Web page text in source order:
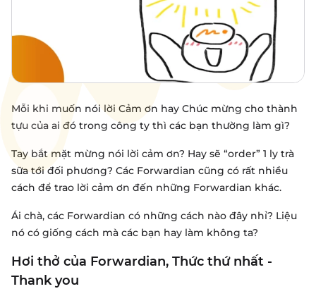
Mỗi khi muốn nói lời Cảm ơn hay Chúc mừng cho thành
tựu của ai đó trong công ty thì các bạn thường làm gì?
Tay bắt mặt mừng nói lời cảm ơn? Hay sẽ “order” 1 ly trà
sữa tới đối phương? Các Forwardian cũng có rất nhiều
cách để trao lời cảm ơn đến những Forwardian khác.
Ái chà, các Forwardian có những cách nào đây nhỉ? Liệu
nó có giống cách mà các bạn hay làm không ta?
Hơi thở của Forwardian, Thức thứ nhất -
Thank you